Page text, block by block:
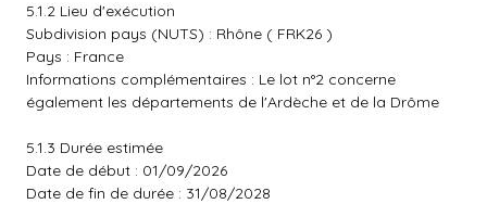
5.1.2 Lieu d'exécution
Subdivision pays (NUTS) : Rhône ( FRK26 )
Pays : France
Informations complémentaires : Le lot n°2 concerne
également les départements de l'Ardèche et de la Drôme
5.1.3 Durée estimée
Date de début : 01/09/2026
Date de fin de durée : 31/08/2028